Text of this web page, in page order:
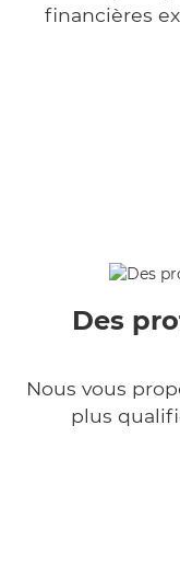
financières
Des
Nous vous
plus